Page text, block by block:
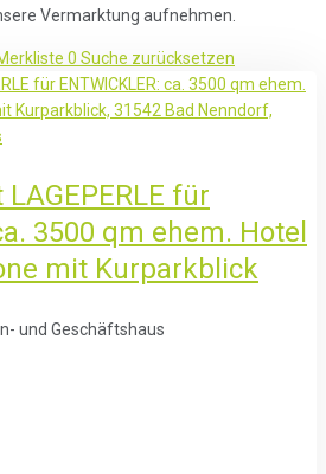
Vermarktung aufnehmen.
0 Suche zurücksetzen
für
3500 qm ehem. Hotel
mit Kurparkblick
und Geschäftshaus